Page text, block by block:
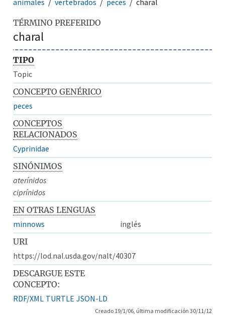
TÉRMINO PREFERIDO
charal
TIPO
Topic
CONCEPTO GENÉRICO
peces
CONCEPTOS
RELACIONADOS
Cyprinidae
SINÓNIMOS
aterínidos
ciprínidos
EN OTRAS LENGUAS
minnows
inglés
URI
https://lod.nal.usda.gov/nalt/40307
DESCARGUE ESTE
CONCEPTO:
RDF/XML TURTLE JSON-LD
Creado 19/1/06, última modificación 30/11/12